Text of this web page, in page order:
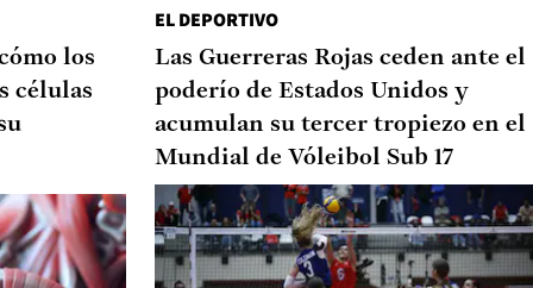
los
células
EL DEPORTIVO
Las Guerreras Rojas ceden ante el
poderío de Estados Unidos y
acumulan su tercer tropiezo en el
Mundial de Vóleibol Sub 17